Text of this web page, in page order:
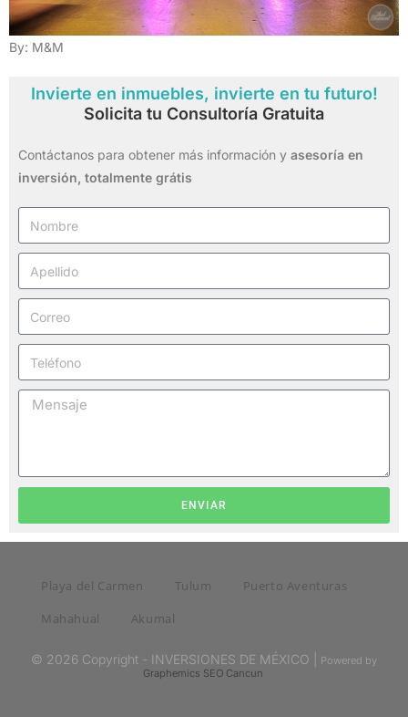
By: M&M
Invierte en inmuebles, invierte en tu futuro!
Solicita tu Consultoría Gratuita
Contáctanos para obtener más información y asesoría en
inversión, totalmente grátis
ENVIAR
Playa del Carmen Tulum
Puerto Aventuras
Mahahual
Akumal
© 2026 Copyright - INVERSIONES DE MÉXICO |
Powered by
Graphemics SEO Cancun